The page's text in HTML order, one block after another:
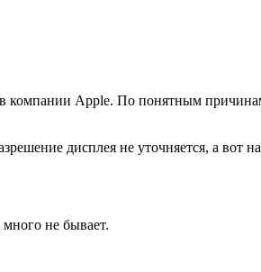
Apple. По понятным причинам
дисплея не уточняется, а вот
не бывает.